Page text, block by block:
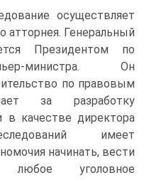
осуществляет
атторнея. Генеральный
Президентом по
министра. Он
по правовым
за разработку
в качестве директора
имеет
начинать, вести
уголовное